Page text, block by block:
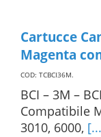
Cartucce
Magenta
COD: TCBCI36M.
BCI – 3M –
Compatibile
3010, 6000,